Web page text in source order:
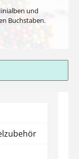
und
Buchstaben.